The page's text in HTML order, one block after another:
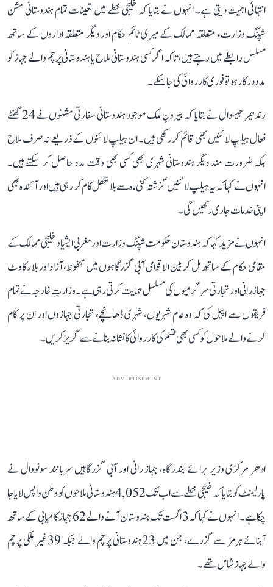
انتہائی اہمیت دیتی ہے۔ انہوں نے بتایا کہ خلیجی خطے میں تعینات تمام ہندوستانی مشن
شپنگ وزارت، متعلقہ ممالک کے میری ٹائم حکام اور دیگر متعلقہ اداروں کے ساتھ
مسلسل رابطے میں رہتے ہیں، تاکہ اگر کسی ہندوستانی ملاح یا ہندوستانی پرچم والے جہاز کو
مدد درکار ہو تو فوری کارروائی کی جا سکے۔
رندھیر جیسوال نے بتایا کہ بیرونِ ملک موجود ہندوستانی سفارتی مشنوں نے 24 گھنٹے
فعال ہیلپ لائنیں بھی قائم کر رکھی ہیں۔ ان ہیلپ لائنوں کے ذریعے نہ صرف ملاح
بلکہ ضرورت مند دیگر ہندوستانی شہری بھی کسی بھی وقت مدد حاصل کر سکتے ہیں۔
انہوں نے کہا کہ یہ ہیلپ لائنیں گزشتہ کئی ماہ سے بلا تعطل کام کر رہی ہیں اور آئندہ بھی
اپنی خدمات جاری رکھیں گی۔
انہوں نے مزید کہا کہ ہندوستان حکومت شپنگ وزارت اور مغربی ایشیا و خلیجی ممالک کے
مقامی حکام کے ساتھ مل کر بین الاقوامی آبی گزرگاہوں میں محفوظ، آزاد اور بلا رکاوٹ
جہاز رانی اور تجارتی سرگرمیوں کی مسلسل حمایت کرتی رہی ہے۔ وزارتِ خارجہ نے تمام
فریقوں سے اپیل کی کہ وہ عام شہریوں، شہری ڈھانچے، تجارتی جہازوں اور ان پر کام
کرنے والے ملاحوں کو کسی بھی قسم کی کارروائی کا نشانہ بنانے سے گریز کریں۔
ADVERTISEMENT
ادھر مرکزی وزیر برائے بندرگاہ، جہاز رانی اور آبی گزرگاہیں سربانند سونووال نے
پارلیمنٹ کو بتایا کہ خلیجی خطے سے اب تک 4,052 ہندوستانی ملاحوں کو وطن واپس لایا جا
چکا ہے۔ انہوں نے کہا کہ 3 اگست تک ہندوستان آنے والے 62 جہاز کامیابی کے ساتھ
آبنائے ہرمز سے گزرے، جن میں 23 ہندوستانی پرچم والے جبکہ 39 غیر ملکی پرچم
والے جہاز شامل تھے۔